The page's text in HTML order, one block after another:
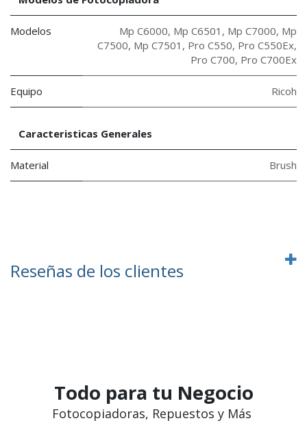
Modelos Mp C6000, Mp C6501 , Mp C7000, Mp
C7500, Mp C7501 , Pro C550, Pro C550Ex,
Pro C700, Pro C700Ex
Equipo Ricoh
Caracteristicas Generales
Material Brush
Reseñas de los clientes
Todo para tu Negocio
Fotocopiadoras, Repuestos y Más